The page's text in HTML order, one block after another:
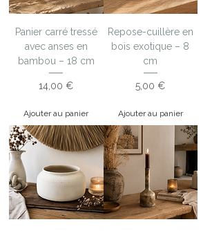
Panier carré tressé
avec anses en
bambou – 18 cm
Prix
14,00 €
Ajouter au panier
Repose-cuillère en
bois exotique – 8
cm
Prix
5,00 €
Ajouter au panier